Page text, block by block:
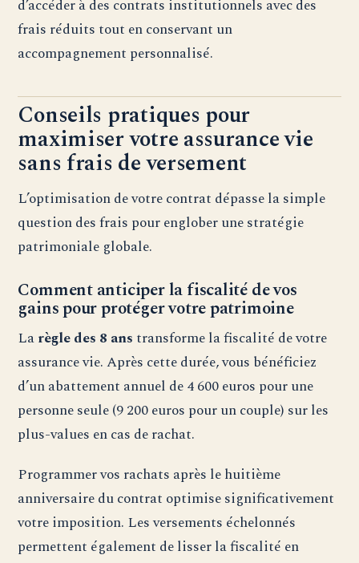
d’accéder à des contrats institutionnels avec des
frais réduits tout en conservant un
accompagnement personnalisé.
Conseils pratiques pour
maximiser votre assurance vie
sans frais de versement
L’optimisation de votre contrat dépasse la simple
question des frais pour englober une stratégie
patrimoniale globale.
Comment anticiper la fiscalité de vos
gains pour protéger votre patrimoine
Larègle des 8 ans transforme la fiscalité de votre
assurance vie. Après cette durée, vous bénéficiez
d’un abattement annuel de 4 600 euros pour une
personne seule (9 200 euros pour un couple) sur les
plus-values en cas de rachat.
Programmer vos rachats après le huitième
anniversaire du contrat optimise significativement
votre imposition. Les versements échelonnés
permettent également de lisser la fiscalité en